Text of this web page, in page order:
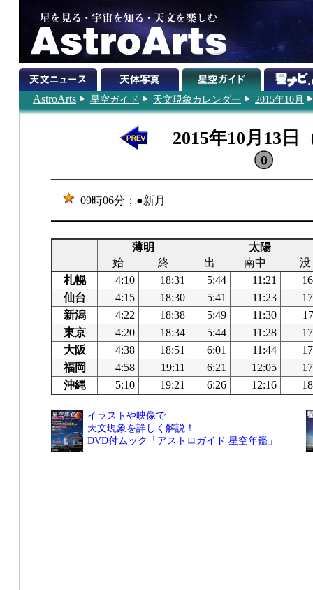
AstroArts 星空ガイド 天文現象カレンダー 2015年10月
2015年10月13日
09時06分：●新月
薄明
太陽
始
終 出 南中
没
札幌
4:10 18:31 5:44 11:21
仙台
4:15 18:30 5:41 11:23
新潟
4:22 18:38 5:49 11:30
東京
4:20 18:34 5:44 11:28
大阪
4:38 18:51 6:01 11:44
福岡
4:58 19:11 6:21 12:05
沖縄
5:10 19:21 6:26 12:16
イラストや映像で
天文現象を詳しく解説！
DVD付ムック「アストロガイド 星空年鑑」